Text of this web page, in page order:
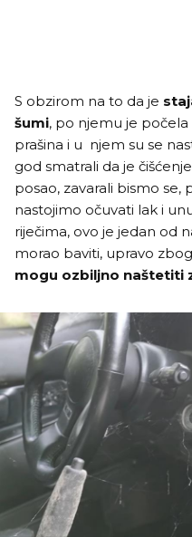
S obzirom na to da je
šumi, po njemu je počela
prašina i u njem su se
god smatrali da je
posao, zavarali bismo se,
nastojimo očuvati lak i
riječima, ovo je jedan od
morao baviti, upravo
mogu ozbiljno naštetiti